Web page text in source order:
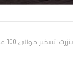
بنزرت: تسخير حوالي 100 عون من الحماية المدنية وإدارة الغابات لإخماد حريق جبل الناظور